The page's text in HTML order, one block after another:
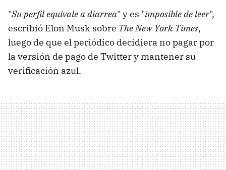
"Su perfil equivale a diarrea" y es "imposible de leer",
escribió Elon Musk sobre The New York Times,
luego de que el periódico decidiera no pagar por
la versión de pago de Twitter y mantener su
verificación azul.